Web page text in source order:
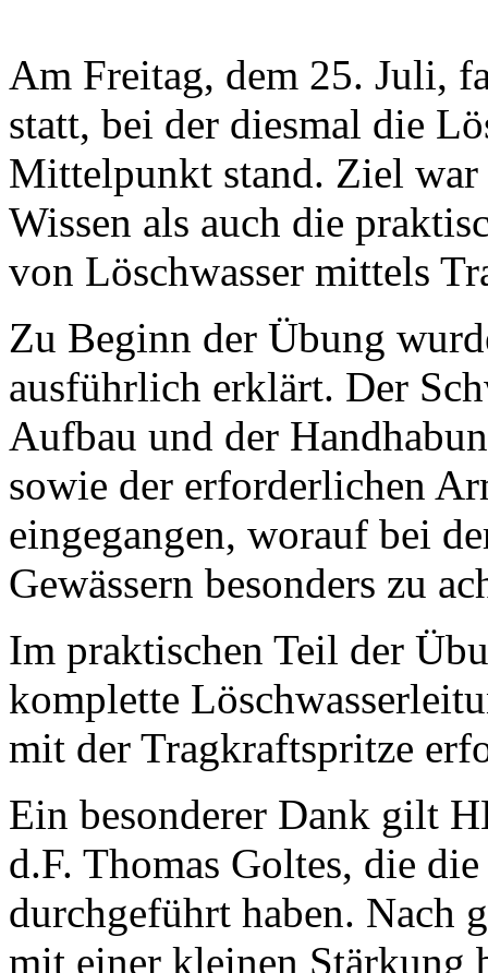
Am Freitag, dem 25. Juli,
statt, bei der diesmal die
Mittelpunkt stand. Ziel war
Wissen als auch die
von Löschwasser mittels
Zu Beginn der Übung
ausführlich erklärt. Der
Aufbau und der
sowie der erforderlichen
eingegangen, worauf bei
Gewässern besonders zu
Im praktischen Teil der
komplette
mit der Tragkraftspritze
Ein besonderer Dank gilt
d.F. Thomas Goltes, die
durchgeführt haben. Nach
mit einer kleinen Stärkung